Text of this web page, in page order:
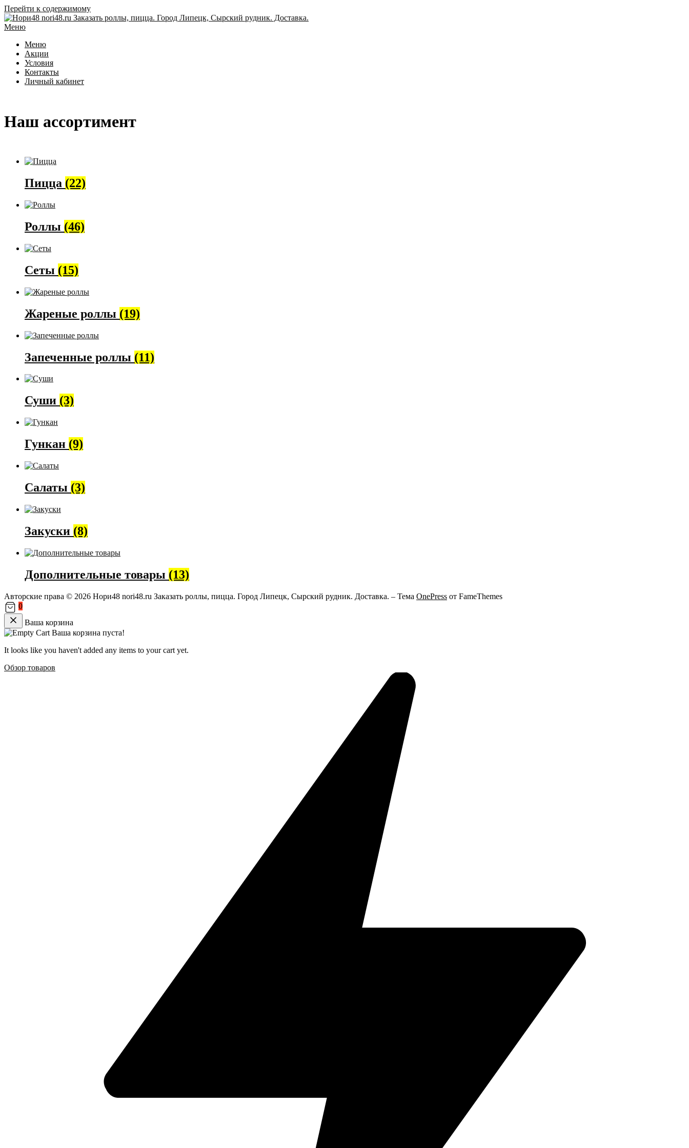
Перейти к содержимому
Меню
Меню
Акции
Условия
Контакты
Личный кабинет
Наш ассортимент
Пицца (22)
Роллы (46)
Сеты (15)
Жареные роллы (19)
Запеченные роллы (11)
Суши (3)
Гункан (9)
Салаты (3)
Закуски (8)
Дополнительные товары (13)
Авторские права © 2026 Нори48 nori48.ru Заказать роллы, пицца. Город Липецк, Сырский рудник. Доставка. – Тема OnePress от FameThemes
0
Ваша корзина
Ваша корзина пуста!
It looks like you haven't added any items to your cart yet.
Обзор товаров